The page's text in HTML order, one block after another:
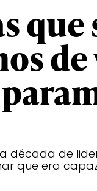
que
década de
que era